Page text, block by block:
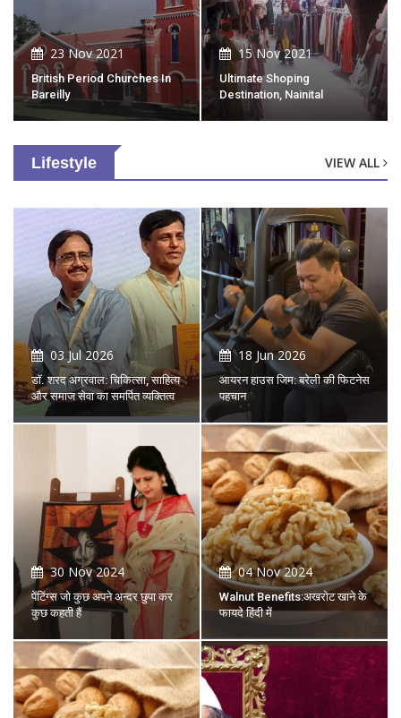
23 Nov 2021
British Period Churches In
Bareilly
15 Nov 2021
Ultimate Shoping
Destination, Nainital
Lifestyle VIEW ALL
03 Jul 2026
डॉ. शरद अग्रवाल: चिकित्सा, साहित्य
और समाज सेवा का समर्पित व्यक्तित्व
18 Jun 2026
आयरन हाउस जिम: बरेली की फिटनेस
पहचान
30 Nov 2024
पेंटिंग्स जो कुछ अपने अन्दर छुपा कर
कुछ कहती हैं
04 Nov 2024
Walnut Benefits:अखरोट खाने के
फायदे हिंदी में